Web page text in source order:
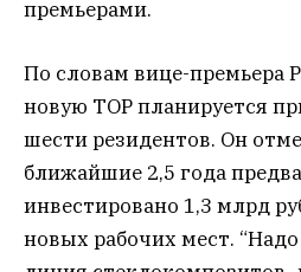
премьерами.
По словам вице-премьера
новую ТОР планируется
шести резидентов. Он
ближайшие 2,5 года
инвестировано 1,3 млрд
новых рабочих мест.